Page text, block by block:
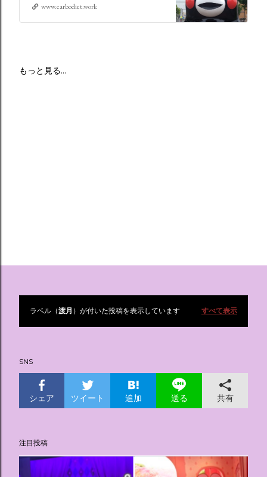
www.carbodiet.work
もっと見る…
投ラベル（渡月 ）が付いた投稿を表示しています すべて表示
SNS
シェア ツイート 追加 送る 共有
注目投稿